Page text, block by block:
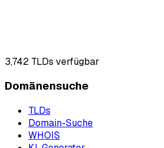
3,742 TLDs verfügbar
Domänensuche
TLDs
Domain-Suche
WHOIS